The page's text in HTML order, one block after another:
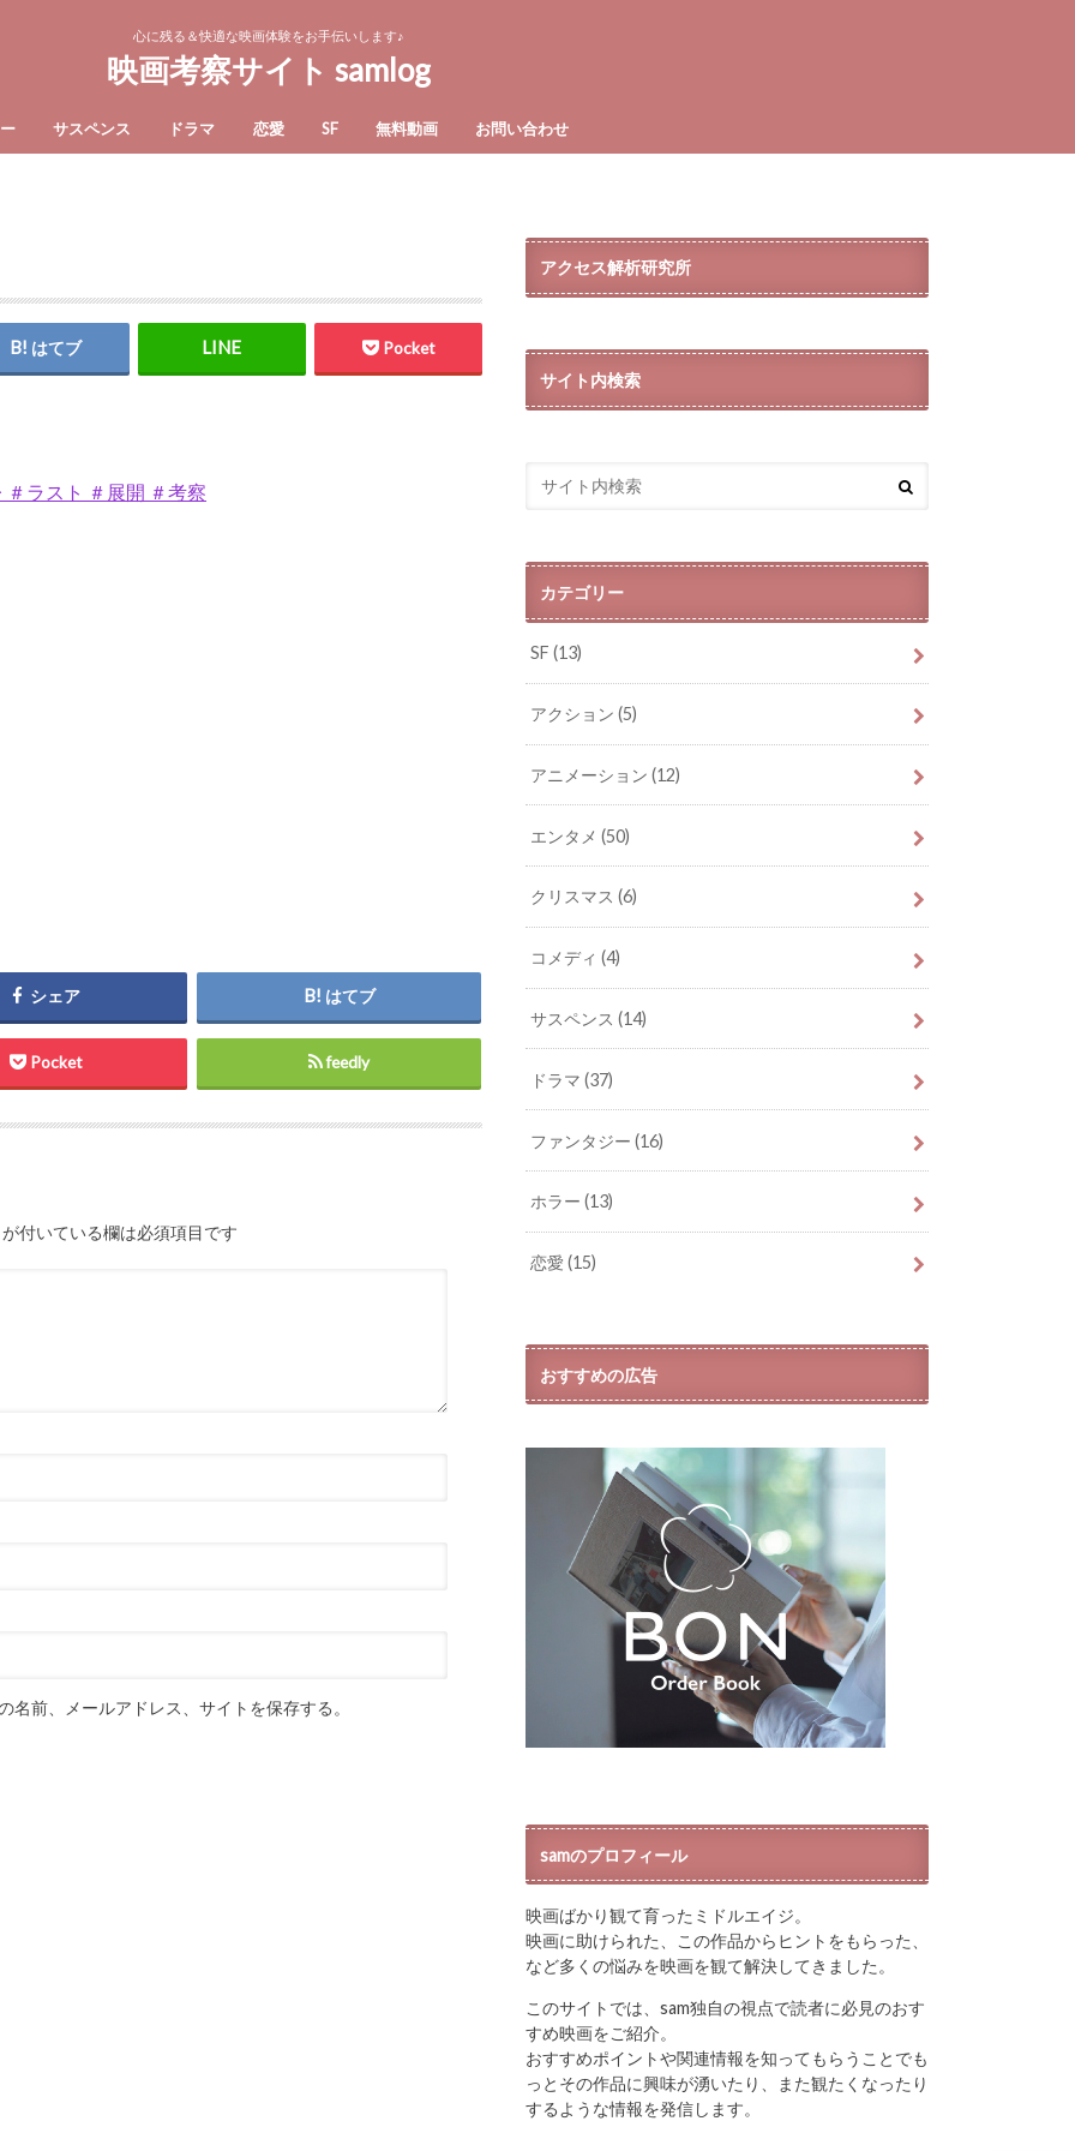
心に残る＆快適な映画体験をお手伝いします♪
映画考察サイト samlog
サスペンス ドラマ 恋愛 SF 無料動画 お問い合わせ
はてブ Pocket
シェア はてブ
Pocket feedly
が付いている欄は必須項目です
前、メールアドレス、サイトを保存する。
アクセス解析研究所
サイト内検索
カテゴリー
SF(13)
アクション(5)
アニメーション(12)
エンタメ(50)
クリスマス(6)
コメディ(4)
サスペンス(14)
ドラマ(37)
ファンタジー(16)
ホラー(13)
恋愛(15)
おすすめの広告
samのプロフィール
映画ばかり観て育ったミドルエイジ。
映画に助けられた、この作品からヒントをもらった、
など多くの悩みを映画を観て解決してきました。
このサイトでは、sam独自の視点で読者に必見のおす
すめ映画をご紹介。
おすすめポイントや関連情報を知ってもらうことでも
っとその作品に興味が湧いたり、また観たくなったり
するような情報を発信します。